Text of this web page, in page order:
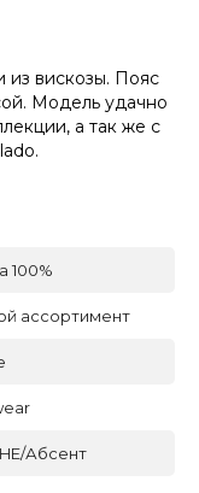
из вискозы. Пояс
Модель удачно
а так же с
100%
ассортимент
Абсент